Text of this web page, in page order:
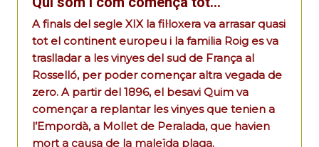
A finals del segle XIX la fil·loxera va arrasar quasi
tot el continent europeu i la familia Roig es va
traslladar a les vinyes del sud de França al
Rosselló, per poder començar altra vegada de
zero. A partir del 1896, el besavi Quim va
començar a replantar les vinyes que tenien a
l’Empordà, a Mollet de Peralada, que havien
mort a causa de la maleïda plaga.